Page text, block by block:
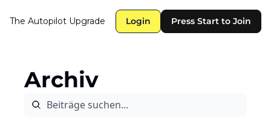
The Autopilot Upgrade Login Press Start to Join
Archiv